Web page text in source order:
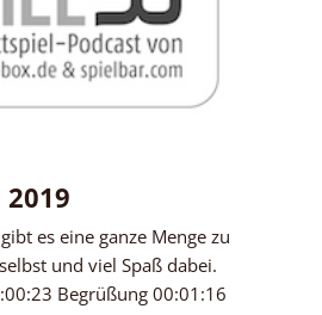
2019
es eine ganze Menge zu
und viel Spaß dabei.
Begrüßung 00:01:16